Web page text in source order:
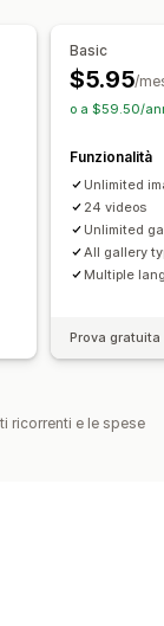
sui social
Basic
$5.95/
o a $59.50/
Funzionalità
Unlimited
24 videos
Unlimited
All gallery
Multiple
Prova
ricorrenti e le spese